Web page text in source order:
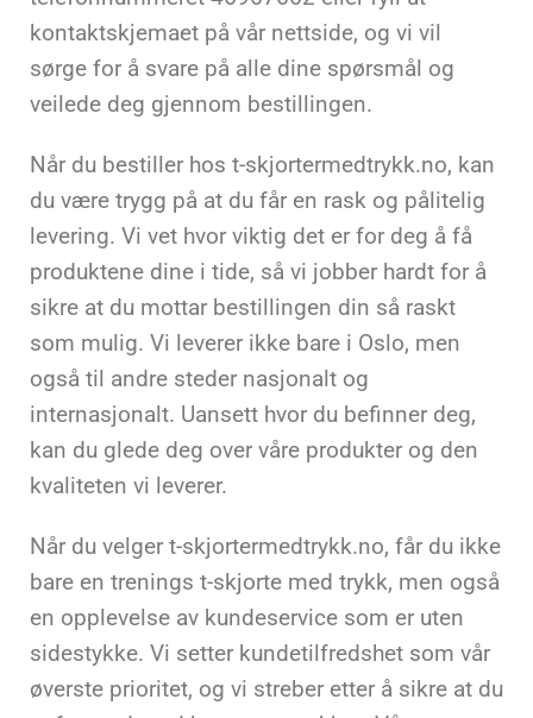
kontaktskjemaet på vår nettside, og vi vil
sørge for å svare på alle dine spørsmål og
veilede deg gjennom bestillingen.
Når du bestiller hos t-skjortermedtrykk.no, kan
du være trygg på at du får en rask og pålitelig
levering. Vi vet hvor viktig det er for deg å få
produktene dine i tide, så vi jobber hardt for å
sikre at du mottar bestillingen din så raskt
som mulig. Vi leverer ikke bare i Oslo, men
også til andre steder nasjonalt og
internasjonalt. Uansett hvor du befinner deg,
kan du glede deg over våre produkter og den
kvaliteten vi leverer.
Når du velger t-skjortermedtrykk.no, får du ikke
bare en trenings t-skjorte med trykk, men også
en opplevelse av kundeservice som er uten
sidestykke. Vi setter kundetilfredshet som vår
øverste prioritet, og vi streber etter å sikre at du